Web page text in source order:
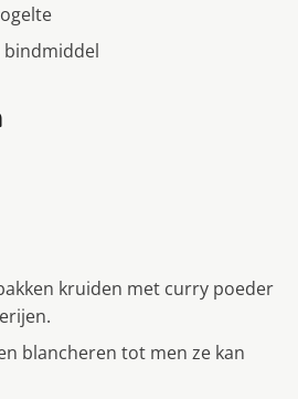
bindmiddel
kruiden met curry poeder
blancheren tot men ze kan